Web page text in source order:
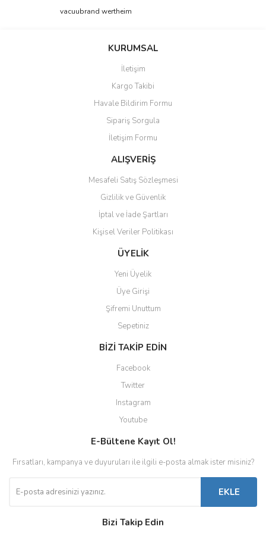
Bu ürüne ilk yorumu siz yapın!
Yorum Yaz
tarafımıza iletebilirsiniz.
Ürün açıklamasında eksik bilgiler bulunuyor.
Ürün bilgilerinde hatalar bulunuyor.
Ürün fiyatı diğer sitelerden daha pahalı.
Bu ürüne benzer farklı alternatifler olmalı.
Gönder
vacuubrand wertheim
KURUMSAL
İletişim
Kargo Takibi
Havale Bildirim Formu
Sipariş Sorgula
İletişim Formu
ALIŞVERİŞ
Mesafeli Satış Sözleşmesi
Gizlilik ve Güvenlik
İptal ve İade Şartları
Kişisel Veriler Politikası
ÜYELİK
Yeni Üyelik
Üye Girişi
Şifremi Unuttum
Sepetiniz
BİZİ TAKİP EDİN
Facebook
Twitter
Instagram
Youtube
E-Bültene Kayıt Ol!
Fırsatları, kampanya ve duyuruları ile ilgili e-posta almak ister misiniz?
EKLE
Bizi Takip Edin